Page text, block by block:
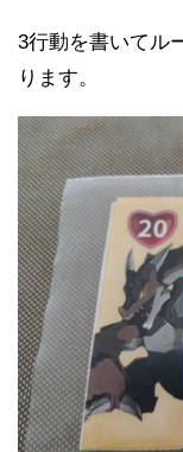
3行動を書いてル
ります。